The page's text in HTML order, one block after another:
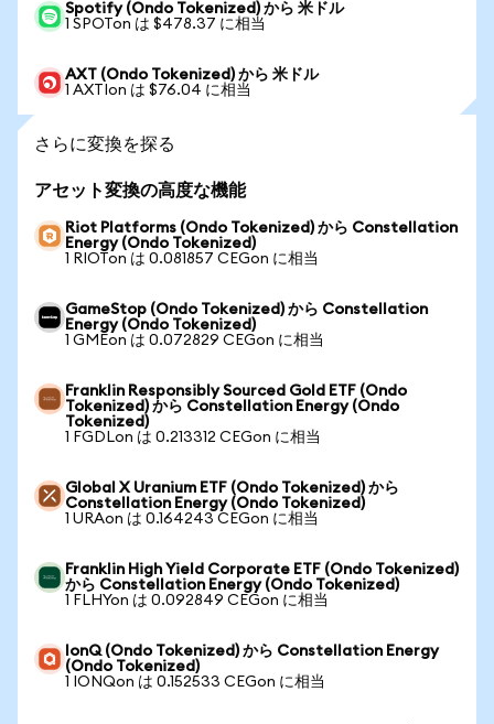
Spotify (Ondo Tokenized) から 米ドル
1 SPOTon は $478.37 に相当
AXT (Ondo Tokenized) から 米ドル
1 AXTIon は $76.04 に相当
さらに変換を探る
アセット変換の高度な機能
Riot Platforms (Ondo Tokenized) から Constellation
Energy (Ondo Tokenized)
1 RIOTon は 0.081857 CEGon に相当
GameStop (Ondo Tokenized) から Constellation
Energy (Ondo Tokenized)
1 GMEon は 0.072829 CEGon に相当
Franklin Responsibly Sourced Gold ETF (Ondo
Tokenized) から Constellation Energy (Ondo
Tokenized)
1 FGDLon は 0.213312 CEGon に相当
Global X Uranium ETF (Ondo Tokenized) から
Constellation Energy (Ondo Tokenized)
1 URAon は 0.164243 CEGon に相当
Franklin High Yield Corporate ETF (Ondo Tokenized)
から Constellation Energy (Ondo Tokenized)
1 FLHYon は 0.092849 CEGon に相当
IonQ (Ondo Tokenized) から Constellation Energy
(Ondo Tokenized)
1 IONQon は 0.152533 CEGon に相当